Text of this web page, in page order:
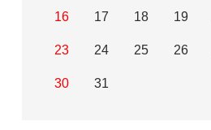
16 17 18 19
23 24 25 26
30 31